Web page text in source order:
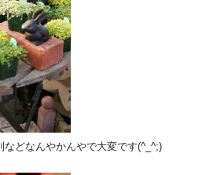
どなんやかんやで大変です(^_^;)